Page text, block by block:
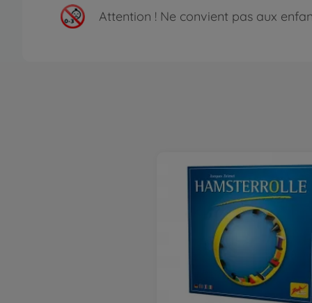
Attention ! Ne convient pas aux